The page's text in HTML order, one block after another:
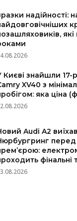
надійності:
Києві знайшли 17-
XV40 з
яка ціна
Audi A2
перед
фінальні